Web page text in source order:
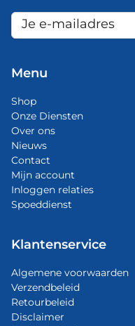
Menu
Shop
Onze Diensten
Over ons
Nieuws
Contact
Mijn account
Inloggen relaties
Spoeddienst
Klantenservice
Algemene voorwaarden
Verzendbeleid
Retourbeleid
Disclaimer